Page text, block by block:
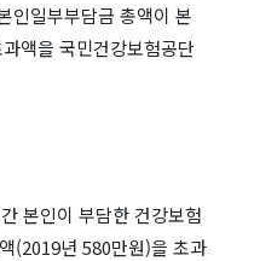
인일부부담금 총액이 본
액을 국민건강보험공단
본인이 부담한 건강보험
(2019년 580만원)을 초과